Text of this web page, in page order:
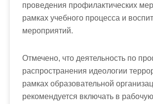
проведения профилактических
рамках учебного процесса и
мероприятий.
Отмечено, что деятельность по
распространения идеологии
рамках образовательной
рекомендуется включать в